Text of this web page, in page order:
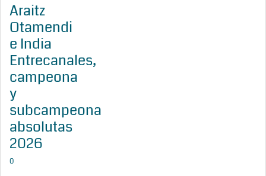
Araitz
Otamendi
e India
Entrecanales,
campeona
y
subcampeona
absolutas
2026
0